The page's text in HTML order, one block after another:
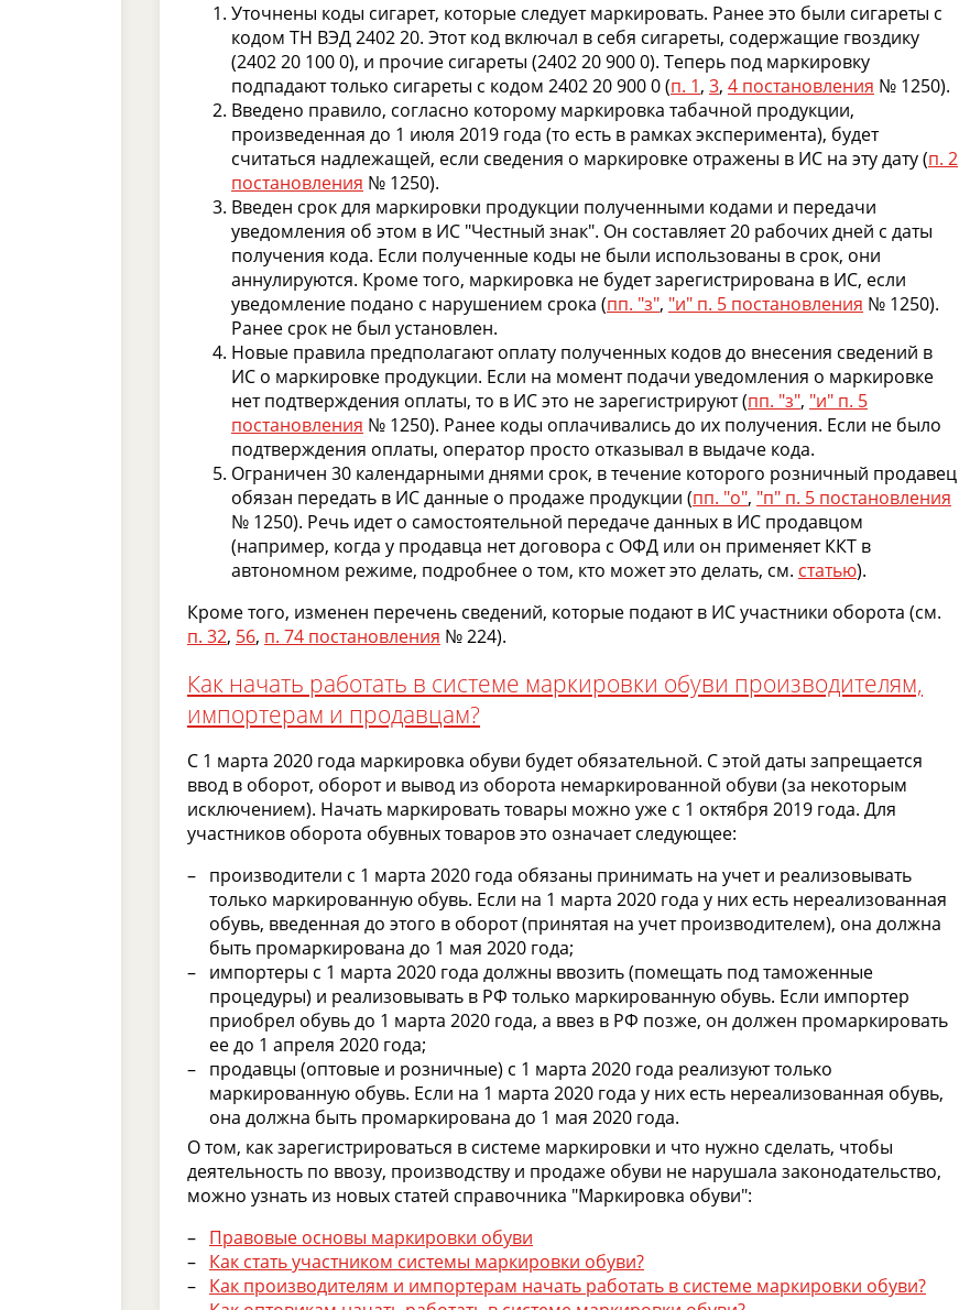
Уточнены коды сигарет, которые следует маркировать. Ранее это были сигареты с
кодом ТН ВЭД 2402 20. Этот код включал в себя сигареты, содержащие гвоздику
(2402 20 100 0), и прочие сигареты (2402 20 900 0). Теперь под маркировку
подпадают только сигареты с кодом 2402 20 900 0 (п. 1, 3, 4 постановления № 1250).
Введено правило, согласно которому маркировка табачной продукции,
произведенная до 1 июля 2019 года (то есть в рамках эксперимента), будет
считаться надлежащей, если сведения о маркировке отражены в ИС на эту дату (п. 2
постановления № 1250).
Введен срок для маркировки продукции полученными кодами и передачи
уведомления об этом в ИС "Честный знак". Он составляет 20 рабочих дней с даты
получения кода. Если полученные коды не были использованы в срок, они
аннулируются. Кроме того, маркировка не будет зарегистрирована в ИС, если
уведомление подано с нарушением срока (пп. "з", "и" п. 5 постановления № 1250).
Ранее срок не был установлен.
Новые правила предполагают оплату полученных кодов до внесения сведений в
ИС о маркировке продукции. Если на момент подачи уведомления о маркировке
нет подтверждения оплаты, то в ИС это не зарегистрируют (пп. "з", "и" п. 5
постановления № 1250). Ранее коды оплачивались до их получения. Если не было
подтверждения оплаты, оператор просто отказывал в выдаче кода.
Ограничен 30 календарными днями срок, в течение которого розничный продавец
обязан передать в ИС данные о продаже продукции (пп. "о", "п" п. 5 постановления
№ 1250). Речь идет о самостоятельной передаче данных в ИС продавцом
(например, когда у продавца нет договора с ОФД или он применяет ККТ в
автономном режиме, подробнее о том, кто может это делать, см. статью).
Кроме того, изменен перечень сведений, которые подают в ИС участники оборота (см.
п. 32, 56, п. 74 постановления № 224).
Как начать работать в системе маркировки обуви производителям,
импортерам и продавцам?
С 1 марта 2020 года маркировка обуви будет обязательной. С этой даты запрещается
ввод в оборот, оборот и вывод из оборота немаркированной обуви (за некоторым
исключением). Начать маркировать товары можно уже с 1 октября 2019 года. Для
участников оборота обувных товаров это означает следующее:
производители с 1 марта 2020 года обязаны принимать на учет и реализовывать
только маркированную обувь. Если на 1 марта 2020 года у них есть нереализованная
обувь, введенная до этого в оборот (принятая на учет производителем), она должна
быть промаркирована до 1 мая 2020 года;
импортеры с 1 марта 2020 года должны ввозить (помещать под таможенные
процедуры) и реализовывать в РФ только маркированную обувь. Если импортер
приобрел обувь до 1 марта 2020 года, а ввез в РФ позже, он должен промаркировать
ее до 1 апреля 2020 года;
продавцы (оптовые и розничные) с 1 марта 2020 года реализуют только
маркированную обувь. Если на 1 марта 2020 года у них есть нереализованная обувь,
она должна быть промаркирована до 1 мая 2020 года.
О том, как зарегистрироваться в системе маркировки и что нужно сделать, чтобы
деятельность по ввозу, производству и продаже обуви не нарушала законодательство,
можно узнать из новых статей справочника "Маркировка обуви":
Правовые основы маркировки обуви
Как стать участником системы маркировки обуви?
Как производителям и импортерам начать работать в системе маркировки обуви?